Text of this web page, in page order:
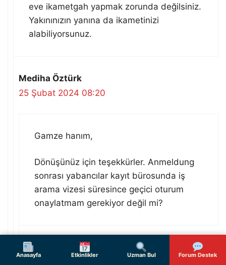
Anasayfa Etkinlikler Uzman Bul Forum Destek
eve ikametgah yapmak zorunda değilsiniz.
Yakınınızın yanına da ikametinizi
alabiliyorsunuz.
Mediha Öztürk
25 Şubat 2024 08:20
Gamze hanım,
Dönüşünüz için teşekkürler. Anmeldung
sonrası yabancılar kayıt bürosunda iş
arama vizesi süresince geçici oturum
onaylatmam gerekiyor değil mi?
Gamze